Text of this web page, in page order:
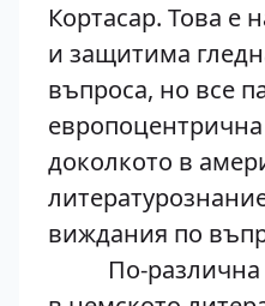
Кортасар. Това е
и защитима
въпроса, но все
европоцентрична
доколкото в
виждания по
По-различна е